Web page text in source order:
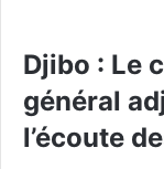
Djibo : Le
général
l’écoute